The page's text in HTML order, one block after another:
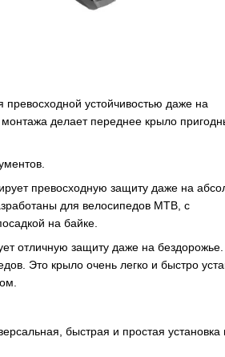
превосходной устойчивостью даже на
делает переднее крыло
превосходную защиту даже на
для велосипедов MTB, с
на байке.
отличную защиту даже на
Это крыло очень легко и быстро
быстрая и простая установка